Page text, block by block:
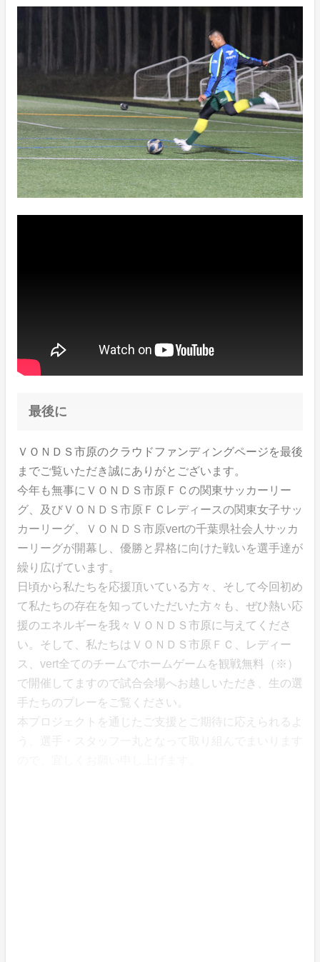
最後に
ＶＯＮＤＳ市原のクラウドファンディングページを最後
までご覧いただき誠にありがとございます。
今年も無事にＶＯＮＤＳ市原ＦＣの関東サッカーリー
グ、及びＶＯＮＤＳ市原ＦＣレディースの関東女子サッ
カーリーグ、ＶＯＮＤＳ市原vertの千葉県社会人サッカ
ーリーグが開幕し、優勝と昇格に向けた戦いを選手達が
繰り広げています。
日頃から私たちを応援頂いている方々、そして今回初め
て私たちの存在を知っていただいた方々も、ぜひ熱い応
援のエネルギーを我々ＶＯＮＤＳ市原に与えてくださ
い。そして、私たちはＶＯＮＤＳ市原ＦＣ、レディー
ス、vert全てのチームでホームゲームを観戦無料（※）
で開催してますので試合会場へお越しいただき、生の選
手たちのプレーをご覧ください。
本プロジェクトを通じたご支援とご期待に応えられるよ